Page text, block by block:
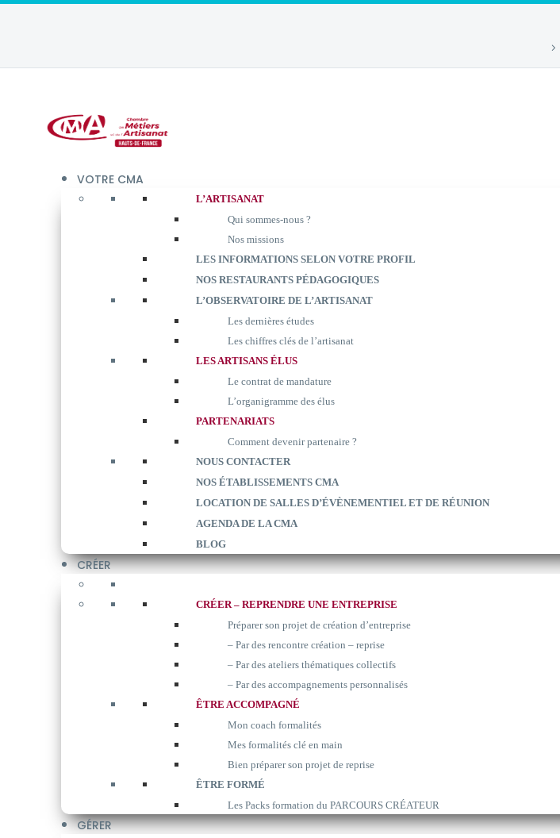
VOTRE CMA
L’ARTISANAT
Qui sommes-nous ?
Nos missions
LES INFORMATIONS SELON VOTRE PROFIL
NOS RESTAURANTS PÉDAGOGIQUES
L’OBSERVATOIRE DE L’ARTISANAT
Les dernières études
Les chiffres clés de l’artisanat
LES ARTISANS ÉLUS
Le contrat de mandature
L’organigramme des élus
PARTENARIATS
Comment devenir partenaire ?
NOUS CONTACTER
NOS ÉTABLISSEMENTS CMA
LOCATION DE SALLES D’ÉVÈNEMENTIEL ET DE RÉUNION
AGENDA DE LA CMA
BLOG
CRÉER
CRÉER – REPRENDRE UNE ENTREPRISE
Préparer son projet de création d’entreprise
– Par des rencontre création – reprise
– Par des ateliers thématiques collectifs
– Par des accompagnements personnalisés
ÊTRE ACCOMPAGNÉ
Mon coach formalités
Mes formalités clé en main
Bien préparer son projet de reprise
ÊTRE FORMÉ
Les Packs formation du PARCOURS CRÉATEUR
GÉRER